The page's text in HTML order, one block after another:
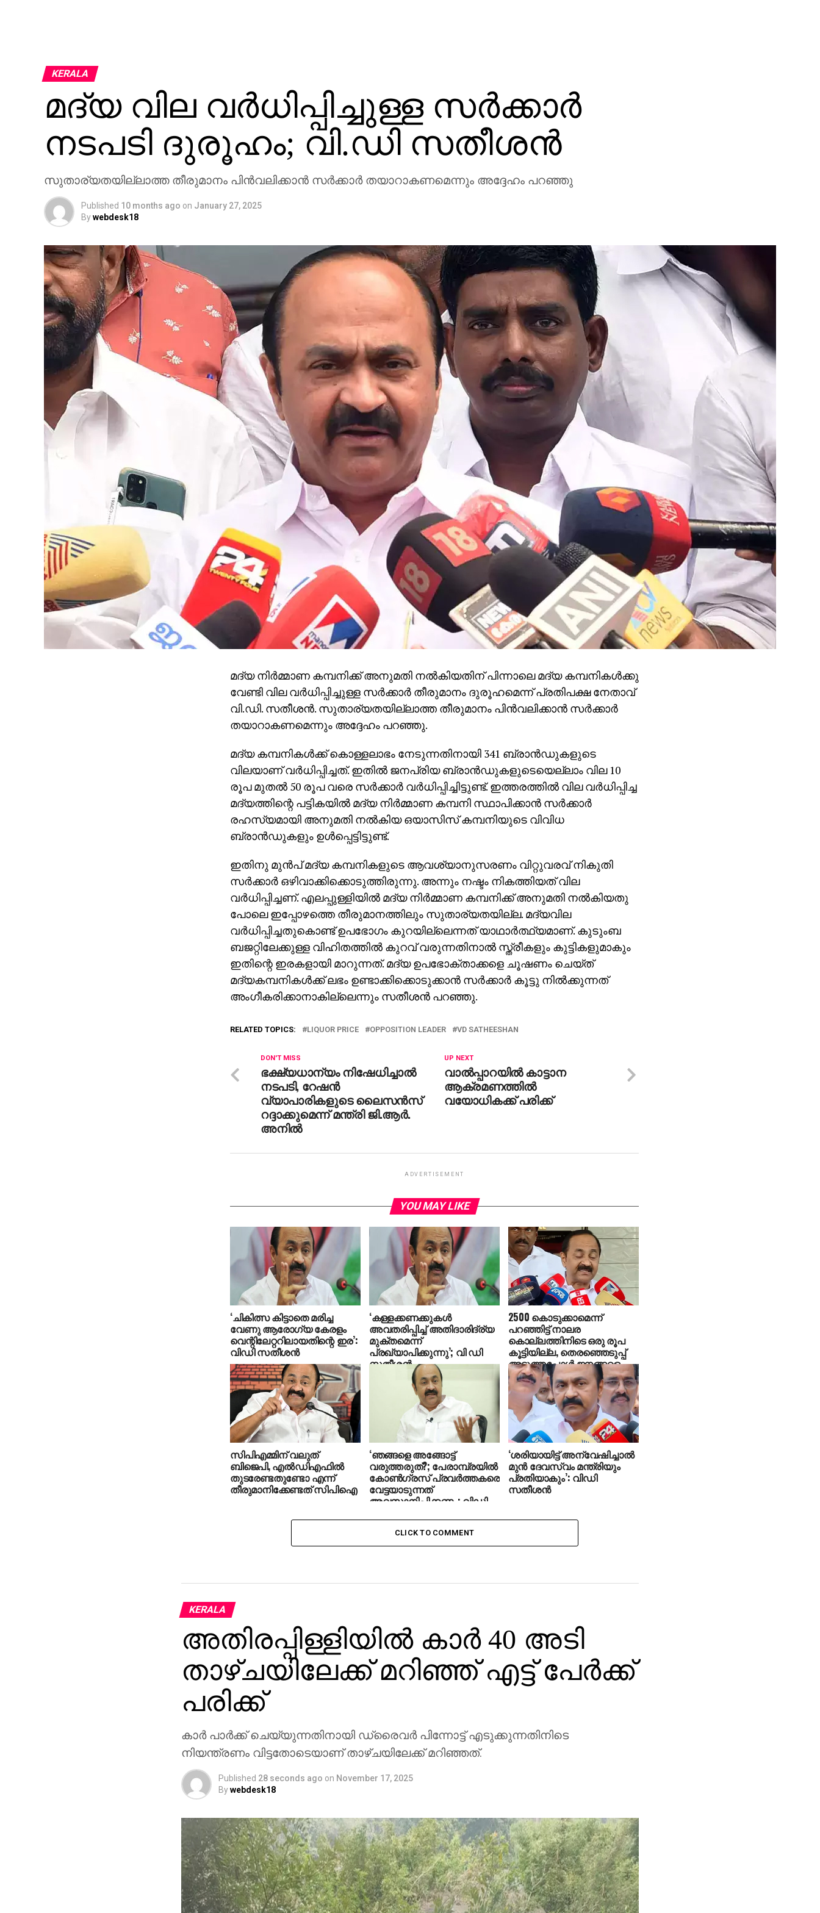
KERALA
മദ്യ വില വര്‍ധിപ്പിച്ചുള്ള സര്‍ക്കാര്‍
നടപടി ദുരൂഹം; വി.ഡി സതീശന്‍
സുതാര്യതയില്ലാത്ത തീരുമാനം പിന്‍വലിക്കാന്‍ സര്‍ക്കാര്‍ തയാറാകണമെന്നും അദ്ദേഹം പറഞ്ഞു
Published 10 months ago on January 27, 2025
Bywebdesk18
മദ്യ നിര്‍മ്മാണ കമ്പനിക്ക് അനുമതി നല്‍കിയതിന് പിന്നാലെ മദ്യ കമ്പനികള്‍ക്കു
വേണ്ടി വില വര്‍ധിപ്പിച്ചുള്ള സര്‍ക്കാര്‍ തീരുമാനം ദുരൂഹമെന്ന് പ്രതിപക്ഷ നേതാവ്
വി.ഡി. സതീശന്‍. സുതാര്യതയില്ലാത്ത തീരുമാനം പിന്‍വലിക്കാന്‍ സര്‍ക്കാര്‍
തയാറാകണമെന്നും അദ്ദേഹം പറഞ്ഞു.
മദ്യ കമ്പനികള്‍ക്ക് കൊള്ളലാഭം നേടുന്നതിനായി 341 ബ്രാന്‍ഡുകളുടെ
വിലയാണ് വര്‍ധിപ്പിച്ചത്. ഇതില്‍ ജനപ്രിയ ബ്രാന്‍ഡുകളുടെയെല്ലാം വില 10
രൂപ മുതല്‍ 50 രൂപ വരെ സര്‍ക്കാര്‍ വര്‍ധിപ്പിച്ചിട്ടുണ്ട്. ഇത്തരത്തില്‍ വില വര്‍ധിപ്പിച്ച
മദ്യത്തിന്റെ പട്ടികയില്‍ മദ്യ നിര്‍മ്മാണ കമ്പനി സ്ഥാപിക്കാന്‍ സര്‍ക്കാര്‍
രഹസ്യമായി അനുമതി നല്‍കിയ ഒയാസിസ് കമ്പനിയുടെ വിവിധ
ബ്രാന്‍ഡുകളും ഉള്‍പ്പെട്ടിട്ടുണ്ട്.
ഇതിനു മുന്‍പ് മദ്യ കമ്പനികളുടെ ആവശ്യാനുസരണം വിറ്റുവരവ് നികുതി
സര്‍ക്കാര്‍ ഒഴിവാക്കിക്കൊടുത്തിരുന്നു. അന്നും നഷ്ടം നികത്തിയത് വില
വര്‍ധിപ്പിച്ചണ്. എലപ്പുള്ളിയില്‍ മദ്യ നിര്‍മ്മാണ കമ്പനിക്ക് അനുമതി നല്‍കിയതു
പോലെ ഇപ്പോഴത്തെ തീരുമാനത്തിലും സുതാര്യതയില്ല. മദ്യവില
വര്‍ധിപ്പിച്ചതുകൊണ്ട് ഉപഭോഗം കുറയില്ലെന്നത് യാഥാര്‍ത്ഥ്യമാണ്. കുടുംബ
ബജറ്റിലേക്കുള്ള വിഹിതത്തില്‍ കുറവ് വരുന്നതിനാല്‍ സ്ത്രീകളും കുട്ടികളുമാകും
ഇതിന്റെ ഇരകളായി മാറുന്നത്. മദ്യ ഉപഭോക്താക്കളെ ചൂഷണം ചെയ്ത്
മദ്യകമ്പനികള്‍ക്ക് ലഭം ഉണ്ടാക്കിക്കൊടുക്കാന്‍ സര്‍ക്കാര്‍ കൂട്ടു നില്‍ക്കുന്നത്
അംഗീകരിക്കാനാകില്ലെന്നും സതീശന്‍ പറഞ്ഞു.
RELATED TOPICS: LIQUOR PRICE OPPOSITION LEADER VD SATHEESHAN
UP NEXT
വാല്‍പ്പാറയില്‍ കാട്ടാന
ആക്രമണത്തില്‍
വയോധികക്ക് പരിക്ക്
DON'T MISS
ഭക്ഷ്യധാന്യം നിഷേധിച്ചാൽ
നടപടി, റേഷൻ
വ്യാപാരികളുടെ ലൈസൻസ്
റദ്ദാക്കുമെന്ന് മന്ത്രി ജി.ആർ.
അനിൽ
ADVERTISEMENT
YOU MAY LIKE
‘ചികിത്സ കിട്ടാതെ മരിച്ച
വേണു ആരോഗ്യ കേരളം
വെന്റിലേറ്ററിലായതിന്റെ ഇര’:
വിഡി സതീശന്‍
‘കള്ളക്കണക്കുകള്‍
അവതരിപ്പിച്ച് അതിദാരിദ്ര്യ
മുക്തമെന്ന്
പ്രഖ്യാപിക്കുന്നു’; വി ഡി
സതീശൻ
2500 കൊടുക്കാമെന്ന്
പറഞ്ഞിട്ട് നാലര
കൊല്ലത്തിനിടെ ഒരു രൂപ
കൂട്ടിയില്ല, തെരഞ്ഞെടുപ്പ്
അടുത്തപ്പോള്‍ ജനങ്ങളെ
കബളിപ്പിക്കുന്നു; വി ഡി
സതീശന്‍
സിപിഎമ്മിന് വലുത്
ബിജെപി, എല്‍ഡിഎഫില്‍
തുടരേണ്ടതുണ്ടോ എന്ന്
തീരുമാനിക്കേണ്ടത് സിപിഐ
‘ഞങ്ങളെ അങ്ങോട്ട്
വരുത്തരുത്?; പേരാമ്പ്രയില്‍
കോണ്‍ഗ്രസ് പ്രവര്‍ത്തകരെ
വേട്ടയാടുന്നത്
അവസാനിപ്പിക്കണം: വിഡി
‘ശരിയായിട്ട് അന്വേഷിച്ചാല്‍
മുന്‍ ദേവസ്വം മന്ത്രിയും
പ്രതിയാകും’: വിഡി
സതീശന്‍
CLICK TO COMMENT
KERALA
അതിരപ്പിള്ളിയില്‍ കാര്‍ 40 അടി
താഴ്ചയിലേക്ക് മറിഞ്ഞ് എട്ട് പേര്‍ക്ക്
പരിക്ക്
കാര്‍ പാര്‍ക്ക് ചെയ്യുന്നതിനായി ഡ്രൈവര്‍ പിന്നോട്ട് എടുക്കുന്നതിനിടെ
നിയന്ത്രണം വിട്ടതോടെയാണ് താഴ്ചയിലേക്ക് മറിഞ്ഞത്.
Published 28 seconds ago on November 17, 2025
Bywebdesk18